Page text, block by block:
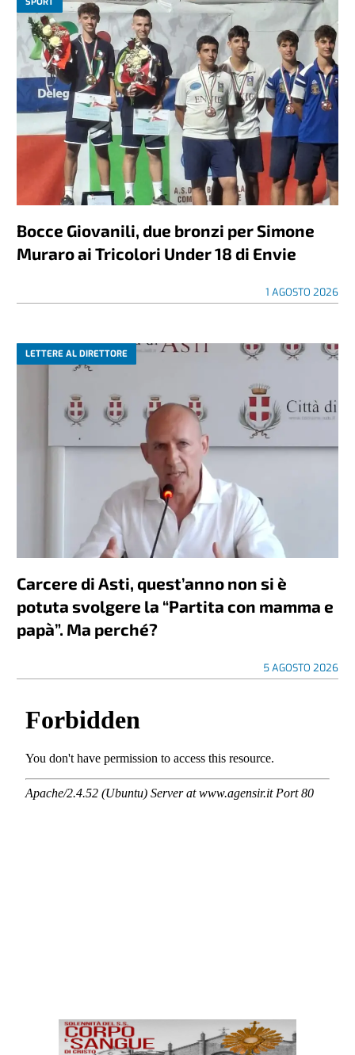
Bocce Giovanili, due bronzi per Simone
Muraro ai Tricolori Under 18 di Envie
1 AGOSTO 2026
LETTERE AL DIRETTORE
Carcere di Asti, quest’anno non si è
potuta svolgere la “Partita con mamma e
papà”. Ma perché?
5 AGOSTO 2026